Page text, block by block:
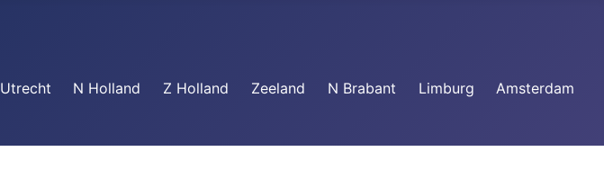
Utrecht N Holland Z Holland Zeeland N Brabant Limburg
Amsterdam